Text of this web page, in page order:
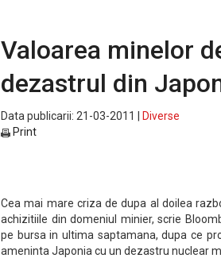
Valoarea minelor
dezastrul din
Data publicarii: 21-03-2011 |
Diverse
Print
Cea mai mare criza de dupa al doilea
achizitiile din domeniul minier, scrie
pe bursa in ultima saptamana, dupa ce
ameninta Japonia cu un dezastru nuclear